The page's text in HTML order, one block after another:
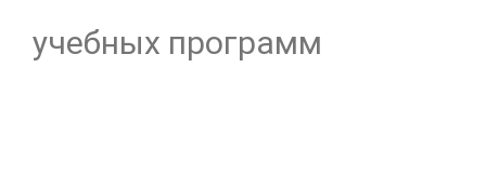
учебных программ